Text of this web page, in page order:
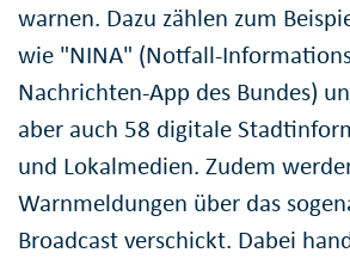
warnen. Dazu zählen zum
wie "NINA" (Notfall-
Nachrichten-App des Bundes)
aber auch 58 digitale
und Lokalmedien. Zudem
Warnmeldungen über das
Broadcast verschickt. Dabei